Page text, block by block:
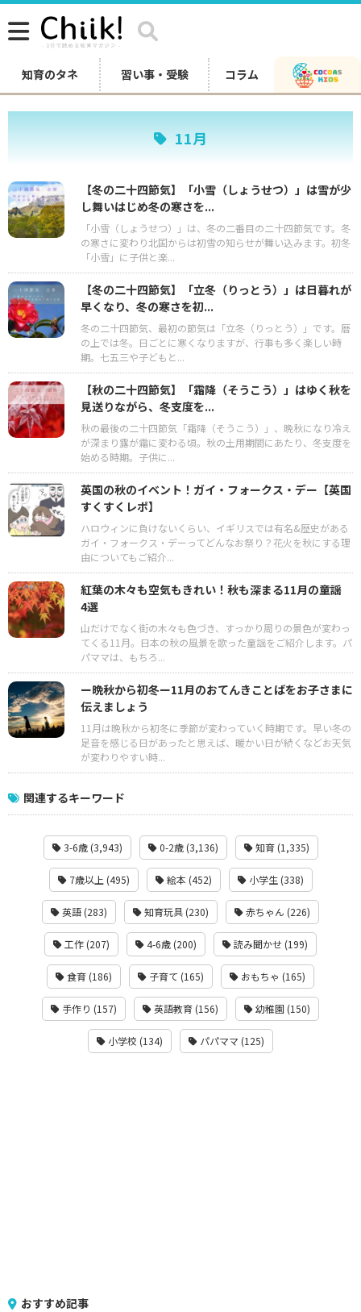
知育のタネ 習い事・受験 コラム
11月
【冬の二十四節気】「小雪（しょうせつ）」は雪が少
し舞いはじめ冬の寒さを...
「小雪（しょうせつ）」は、冬の二番目の二十四節気です。冬
の寒さに変わり北国からは初雪の知らせが舞い込みます。初冬
「小雪」に子供と楽...
【冬の二十四節気】「立冬（りっとう）」は日暮れが
早くなり、冬の寒さを初...
冬の二十四節気、最初の節気は「立冬（りっとう）」です。暦
の上では冬。日ごとに寒くなりますが、行事も多く楽しい時
期。七五三や子どもと...
【秋の二十四節気】「霜降（そうこう）」はゆく秋を
見送りながら、冬支度を...
秋の最後の二十四節気「霜降（そうこう）」、晩秋になり冷え
が深まり露が霜に変わる頃。秋の土用期間にあたり、冬支度を
始める時期。子供に...
英国の秋のイベント！ガイ・フォークス・デー【英国
すくすくレポ】
ハロウィンに負けないくらい、イギリスでは有名&歴史がある
ガイ・フォークス・デーってどんなお祭り？花火を秋にする理
由についてもご紹介...
紅葉の木々も空気もきれい！秋も深まる11月の童謡
4選
山だけでなく街の木々も色づき、すっかり周りの景色が変わっ
てくる11月。日本の秋の風景を歌った童謡をご紹介します。パ
パママは、もちろ...
ー晩秋から初冬ー11月のおてんきことばをお子さまに
伝えましょう
11月は晩秋から初冬に季節が変わっていく時期です。早い冬の
足音を感じる日があったと思えば、暖かい日が続くなどお天気
が変わりやすい時...
関連するキーワード
3-6歳 (3,943) 0-2歳 (3,136) 知育 (1,335)
7歳以上 (495) 絵本 (452) 小学生 (338)
英語 (283) 知育玩具 (230) 赤ちゃん (226)
工作 (207) 4-6歳 (200) 読み聞かせ (199)
食育 (186) 子育て (165) おもちゃ (165)
手作り (157) 英語教育 (156) 幼稚園 (150)
小学校 (134) パパママ (125)
おすすめ記事